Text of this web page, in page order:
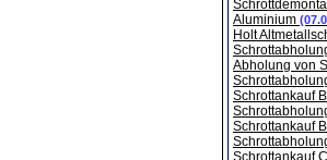
Aluminium
Holt
Abholung von
Schrottankauf
Schrottankauf
Schrottankauf